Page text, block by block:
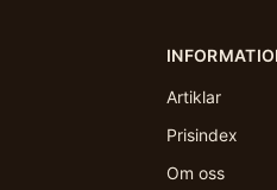
Artiklar
Prisindex
Om oss